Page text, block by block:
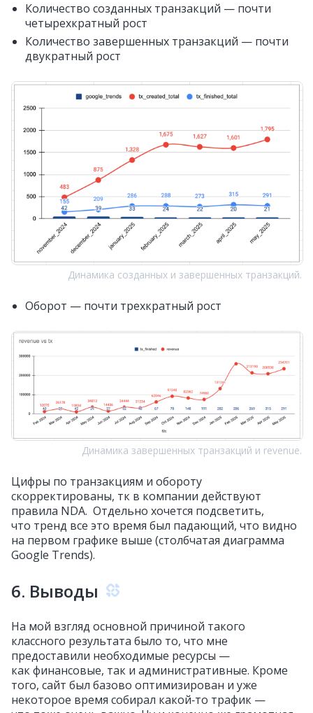
Количество созданных транзакций — почти
четырехкратный рост
Количество завершенных транзакций — почти
двукратный рост
Динамика созданных и завершенных транзакций.
Оборот — почти трехкратный рост
Динамика завершенных транзакций и revenue.
Цифры по транзакциям и обороту
скорректированы, тк в компании действуют
правила NDA. Отдельно хочется подсветить,
что тренд все это время был падающий, что видно
на первом графике выше (столбчатая диаграмма
Google Trends).
6. Выводы
На мой взгляд основной причиной такого
классного результата было то, что мне
предоставили необходимые ресурсы —
как финансовые, так и административные. Кроме
того, сайт был базово оптимизирован и уже
некоторое время собирал какой‑то трафик —